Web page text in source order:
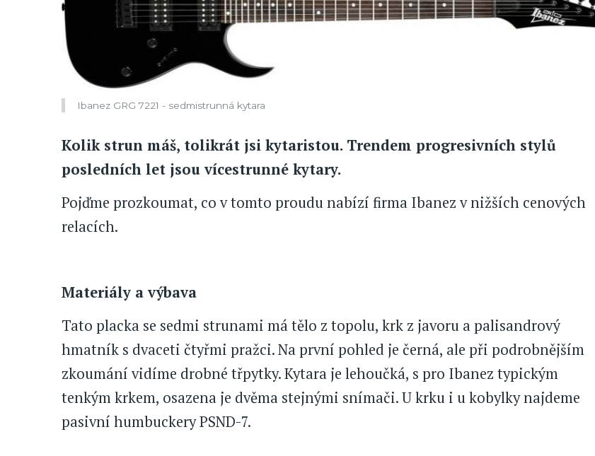
Ibanez GRG 7221 - sedmistrunná kytara
Kolik strun máš, tolikrát jsi kytaristou. Trendem progresivních stylů
posledních let jsou vícestrunné kytary.
Pojďme prozkoumat, co v tomto proudu nabízí firma Ibanez v nižších cenových
relacích.
Materiály a výbava
Tato placka se sedmi strunami má tělo z topolu, krk z javoru a palisandrový
hmatník s dvaceti čtyřmi pražci. Na první pohled je černá, ale při podrobnějším
zkoumání vidíme drobné třpytky. Kytara je lehoučká, s pro Ibanez typickým
tenkým krkem, osazena je dvěma stejnými snímači. U krku i u kobylky najdeme
pasivní humbuckery PSND-7.